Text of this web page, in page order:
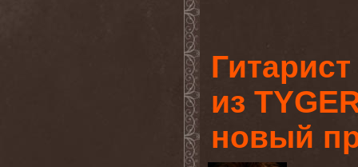
из
новый